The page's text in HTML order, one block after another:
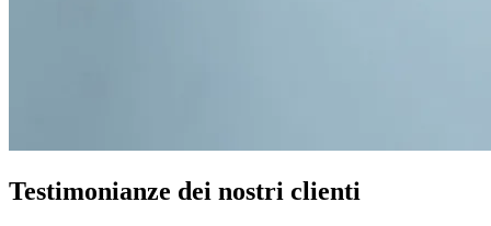
Testimonianze dei nostri clienti